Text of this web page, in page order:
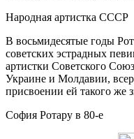
Народная артистка СССР
В восьмидесятые годы
советских эстрадных
артистки Советского
Украине и Молдавии,
присвоении ей такого же
София Ротару в 80-е